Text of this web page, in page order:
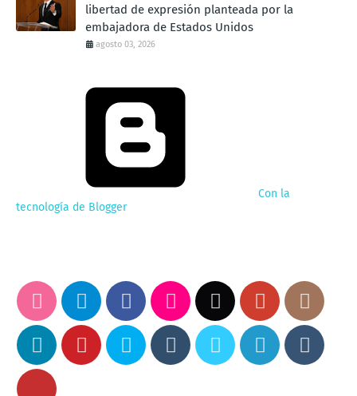
libertad de expresión planteada por la
embajadora de Estados Unidos
agosto 03, 2026
Con la
tecnología de Blogger